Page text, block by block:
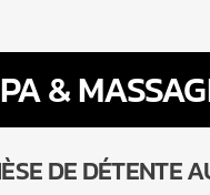
&
DE DÉTENTE